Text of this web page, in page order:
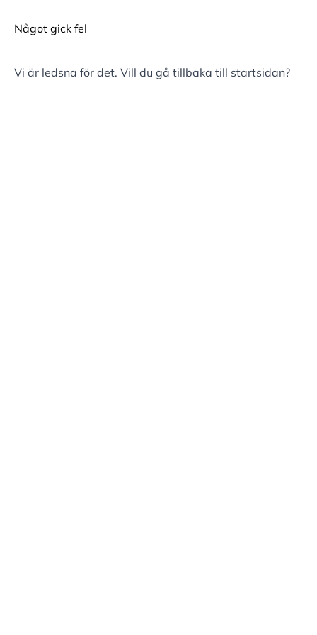
Något gick fel
Vi är ledsna för det. Vill du gå tillbaka till startsidan?